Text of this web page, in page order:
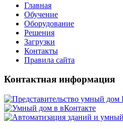
Главная
Обучение
Оборудование
Решения
Загрузки
Контакты
Правила сайта
Контактная информация